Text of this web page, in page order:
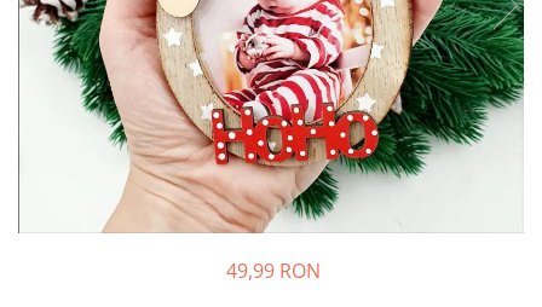
Body bebelusi personalizate
Perne personalizate
Plusuri personalizate
Agende personalizate
Etichete pentru sticla de vin
Cadouri Personalizate Unice
Sorturi Personalizate
Cadouri pentru Doctori
Cadouri Pensionare
Cadouri Profesori
49,99 RON